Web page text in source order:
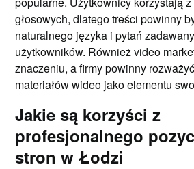
głosowych, dlatego treści powinny
naturalnego języka i pytań
użytkowników. Również video
znaczeniu, a firmy powinny
materiałów wideo jako elementu
Jakie są korzyści z
profesjonalnego
stron w Łodzi